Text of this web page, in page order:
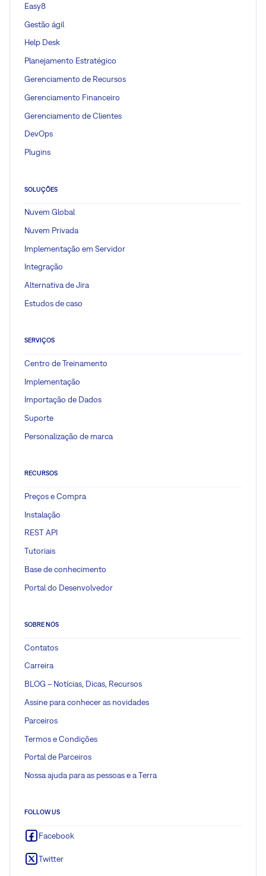
Easy8
Gestão ágil
Help Desk
Planejamento Estratégico
Gerenciamento de Recursos
Gerenciamento Financeiro
Gerenciamento de Clientes
DevOps
Plugins
SOLUÇÕES
Nuvem Global
Nuvem Privada
Implementação em Servidor
Integração
Alternativa de Jira
Estudos de caso
SERVIÇOS
Centro de Treinamento
Implementação
Importação de Dados
Suporte
Personalização de marca
RECURSOS
Preços e Compra
Instalação
REST API
Tutoriais
Base de conhecimento
Portal do Desenvolvedor
SOBRE NÓS
Contatos
Carreira
BLOG – Notícias, Dicas, Recursos
Assine para conhecer as novidades
Parceiros
Termos e Condições
Portal de Parceiros
Nossa ajuda para as pessoas e a Terra
FOLLOW US
Facebook
Twitter